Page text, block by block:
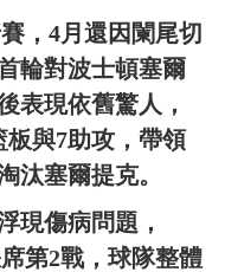
，4月還因闌尾切
輪對波士頓塞爾
表現依舊驚人，
板與7助攻，帶領
汰塞爾提克。
現傷病問題，
第2戰，球隊整體